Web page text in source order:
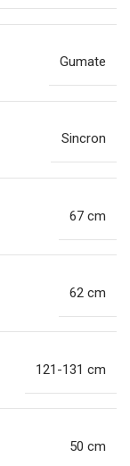
Gumate
Sincron
67 cm
62 cm
121-131 cm
50 cm